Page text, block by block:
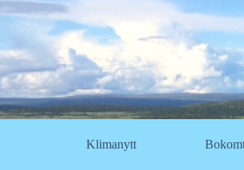
Klimanytt